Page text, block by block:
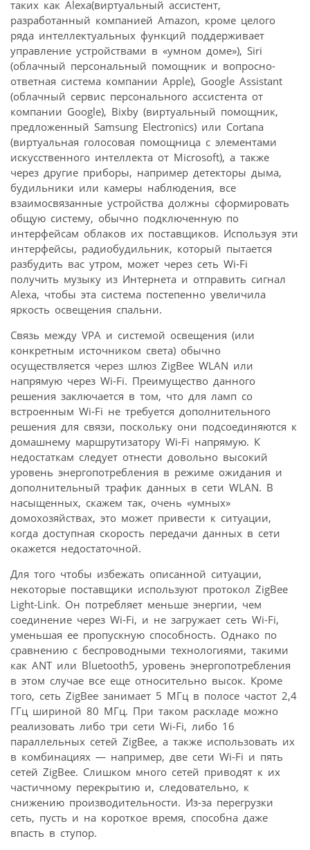
таких как Alexa(виртуальный ассистент,
разработанный компанией Amazon, кроме целого
ряда интеллектуальных функций поддерживает
управление устройствами в «умном доме»), Siri
(облачный персональный помощник и вопросно-
ответная система компании Apple), Google Assistant
(облачный сервис персонального ассистента от
компании Google), Bixby (виртуальный помощник,
предложенный Samsung Electronics) или Cortana
(виртуальная голосовая помощница с элементами
искусственного интеллекта от Microsoft), а также
через другие приборы, например детекторы дыма,
будильники или камеры наблюдения, все
взаимосвязанные устройства должны сформировать
общую систему, обычно подключенную по
интерфейсам облаков их поставщиков. Используя эти
интерфейсы, радиобудильник, который пытается
разбудить вас утром, может через сеть Wi-Fi
получить музыку из Интернета и отправить сигнал
Alexa, чтобы эта система постепенно увеличила
яркость освещения спальни.
Связь между VPA и системой освещения (или
конкретным источником света) обычно
осуществляется через шлюз ZigBee WLAN или
напрямую через Wi-Fi. Преимущество данного
решения заключается в том, что для ламп со
встроенным Wi-Fi не требуется дополнительного
решения для связи, поскольку они подсоединяются к
домашнему маршрутизатору Wi-Fi напрямую. К
недостаткам следует отнести довольно высокий
уровень энергопотребления в режиме ожидания и
дополнительный трафик данных в сети WLAN. В
насыщенных, скажем так, очень «умных»
домохозяйствах, это может привести к ситуации,
когда доступная скорость передачи данных в сети
окажется недостаточной.
Для того чтобы избежать описанной ситуации,
некоторые поставщики используют протокол ZigBee
Light-Link. Он потребляет меньше энергии, чем
соединение через Wi-Fi, и не загружает сеть Wi-Fi,
уменьшая ее пропускную способность. Однако по
сравнению с беспроводными технологиями, такими
как ANT или Bluetooth5, уровень энергопотребления
в этом случае все еще относительно высок. Кроме
того, сеть ZigBee занимает 5 МГц в полосе частот 2,4
ГГц шириной 80 МГц. При таком раскладе можно
реализовать либо три сети Wi-Fi, либо 16
параллельных сетей ZigBee, а также использовать их
в комбинациях — например, две сети Wi-Fi и пять
сетей ZigBee. Слишком много сетей приводят к их
частичному перекрытию и, следовательно, к
снижению производительности. Из-за перегрузки
сеть, пусть и на короткое время, способна даже
впасть в ступор.